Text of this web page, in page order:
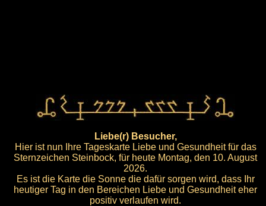
Liebe(r) Besucher,
Hier ist nun Ihre Tageskarte Liebe und Gesundheit für das
Sternzeichen Steinbock, für heute Montag, den 10. August
2026.
Es ist die Karte die Sonne die dafür sorgen wird, dass Ihr
heutiger Tag in den Bereichen Liebe und Gesundheit eher
positiv verlaufen wird.